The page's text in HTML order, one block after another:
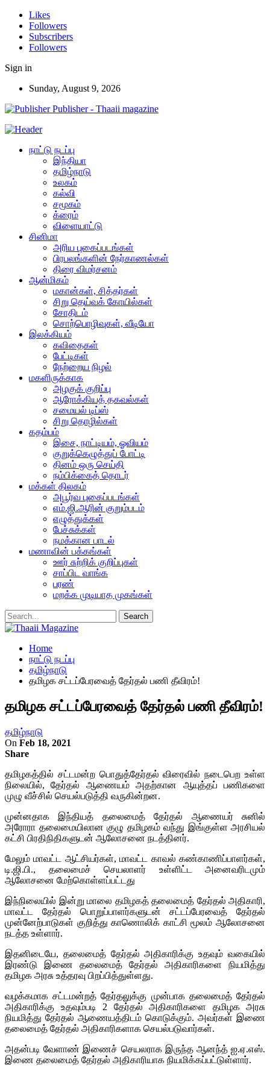
Likes
Followers
Subscribers
Followers
Sign in
Sunday, August 9, 2026
Publisher - Thaaii magazine
நாட்டு நடப்பு
இந்தியா
தமிழ்நாடு
உலகம்
கல்வி
சமூகம்
க்ரைம்
விளையாட்டு
சினிமா
அரிய புகைப்படங்கள்
பிரபலங்களின் நேர்காணல்கள்
திரை விமர்சனம்
ஆன்மிகம்
மகான்கள், சித்தர்கள்
சிறு தெய்வக் கோயில்கள்
சோதிடம்
சொற்பொழிவுகள், வீடியோ
இலக்கியம்
கவிதைகள்
பேட்டிகள்
நேற்றைய நிழல்
மகளிருக்காக
அழகுக் குறிப்பு
ஆரோக்கியத் தகவல்கள்
சமையல் டிப்ஸ்
சிறு தொழில்கள்
கதம்பம்
இசை, நாட்டியம், ஓவியம்
குறுக்கெழுத்துப் போட்டி
தினம் ஒரு செய்தி
நம்பிக்கைத் தொடர்
மக்கள் திலகம்
அபூர்வ புகைப்படங்கள்
எம்.ஜி.ஆரின் குறும்படம்
எழுத்துக்கள்
பேச்சுக்கள்
நமக்கான பாடல்
மணாவின் பக்கங்கள்
ஊர் சுற்றிக் குறிப்புகள்
சாப்பிட வாங்க
பரண்
மறக்க முடியாத முகங்கள்
Home
நாட்டு நடப்பு
தமிழ்நாடு
தமிழக சட்டப்பேரவைத் தேர்தல் பணி தீவிரம்!
தமிழக சட்டப்பேரவைத் தேர்தல் பணி தீவிரம்!
தமிழ்நாடு
On Feb 18, 2021
Share
தமிழகத்தில் சட்டமன்ற பொதுத்தேர்தல் விரைவில் நடைபெற உள்ள
நிலையில், தேர்தல் ஆணையம் அதற்கான ஆயுத்தப் பணிகளை
முழு வீச்சில் செயல்படுத்தி வருகின்றன.
முன்னதாக இந்தியத் தலைமைத் தேர்தல் ஆணையர் சுனில்
அரோரா தலைமையிலான குழு தமிழகம் வந்து இங்குள்ள அரசியல்
கட்சி பிரதிநிதிகளுடன் ஆலோசனை நடத்தினர்.
மேலும் மாவட்ட ஆட்சியர்கள், மாவட்ட காவல் கண்காணிப்பாளர்கள்,
டி.ஜி.பி., தலைமைச் செயலாளர் உள்ளிட்ட அனைவரிடமும்
ஆலோசனை மேற்கொள்ளப்பட்டது
இந்நிலையில் இன்று மாலை தமிழகத் தலைமைத் தேர்தல் அதிகாரி,
மாவட்ட தேர்தல் பொறுப்பாளர்களுடன் சட்டப்பேரவைத் தேர்தல்
முன்னேற்பாடுகள் குறித்து காணொலிக் காட்சி மூலம் ஆலோசனை
நடத்த உள்ளார்.
இதனிடையே, தலைமைத் தேர்தல் அதிகாரிக்கு உதவும் வகையில்
இரண்டு இணை தலைமைத் தேர்தல் அதிகாரிகளை நியமித்து
தமிழக அரசு உத்தரவு பிறப்பித்துள்ளது.
வழக்கமாக சட்டமன்றத் தேர்தலுக்கு முன்பாக தலைமைத் தேர்தல்
அதிகாரிக்கு உதவும்படி 2 தேர்தல் அதிகாரிகளை தமிழக அரசு
நியமித்து தேர்தல் ஆணையத்திடம் கொடுக்கும். அவர்கள் இணை
தலைமைத் தேர்தல் அதிகாரிகளாக செயல்படுவார்கள்.
அதன்படி வேளாண் இணைச் செயலராக இருந்த ஆனந்த் ஐ.ஏ.எஸ்.
இணை தலைமைத் தேர்தல் அதிகாரியாக நியமிக்கப்பட்டுள்ளார்.